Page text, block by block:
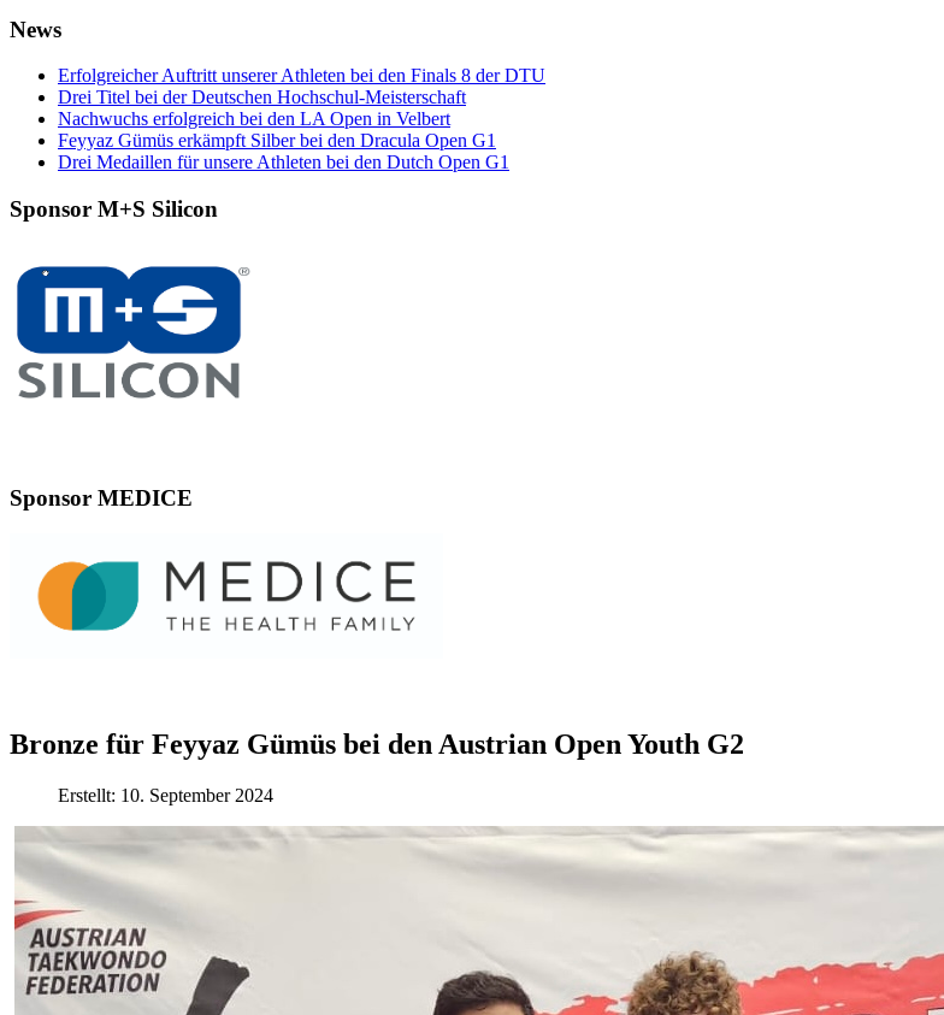
News
Erfolgreicher Auftritt unserer Athleten bei den Finals 8 der DTU
Drei Titel bei der Deutschen Hochschul-Meisterschaft
Nachwuchs erfolgreich bei den LA Open in Velbert
Feyyaz Gümüs erkämpft Silber bei den Dracula Open G1
Drei Medaillen für unsere Athleten bei den Dutch Open G1
Sponsor M+S Silicon
Sponsor MEDICE
Bronze für Feyyaz Gümüs bei den Austrian Open Youth G2
Erstellt: 10. September 2024